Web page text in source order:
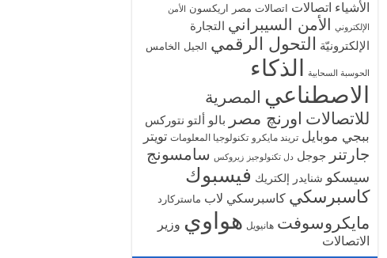
الأشياء اتصالات اتصالات مصر اريكسون الأمن
الإلكتروني الأمن السيبراني التجارة
الإلكترونيّة التحول الرقمي الجيل الخامس
الحوسبة السحابية الذكاء
الاصطناعي المصرية
للاتصالات اورنچ مصر بالو ألتو نتوركس
ببجي موبايل تريند مايكرو تكنولوجيا المعلومات تويتر
جارتنر جوجل دل تكنولوجيز زيروكس سامسونج
سيسكو شنايدر إلكتريك فيسبوك
كاسبرسكي كاسبرسكي لاب ماستركارد
مايكروسوفت هانيويل هواوي وزير
الاتصالات